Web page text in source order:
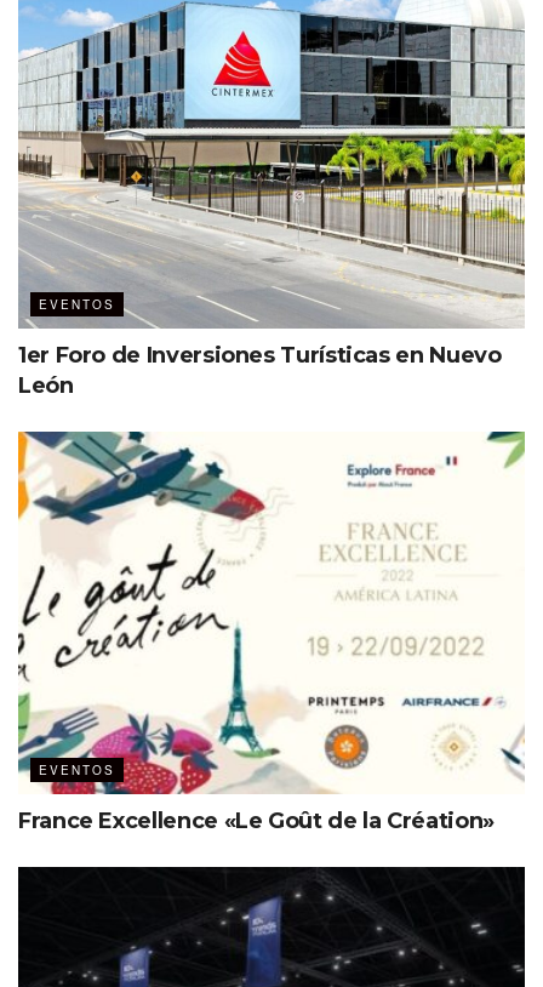
EVENTOS
1er Foro de Inversiones Turísticas en Nuevo
León
EVENTOS
France Excellence «Le Goût de la Création»